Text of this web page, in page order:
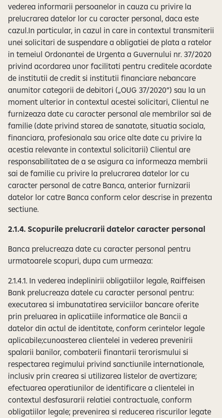
vederea informarii persoanelor in cauza cu privire la
prelucrarea datelor lor cu caracter personal, daca este
cazul.In particular, in cazul in care in contextul transmiterii
unei solicitari de suspendare a obligatiei de plata a ratelor
in temeiul Ordonantei de Urgenta a Guvernului nr. 37/2020
privind acordarea unor facilitati pentru creditele acordate
de institutii de credit si institutii financiare nebancare
anumitor categorii de debitori („OUG 37/2020”) sau la un
moment ulterior in contextul acestei solicitari, Clientul ne
furnizeaza date cu caracter personal ale membrilor sai de
familie (date privind starea de sanatate, situatia sociala,
financiara, profesionala sau orice alte date cu privire la
acestia relevante in contextul solicitarii) Clientul are
responsabilitatea de a se asigura ca informeaza membrii
sai de familie cu privire la prelucrarea datelor lor cu
caracter personal de catre Banca, anterior furnizarii
datelor lor catre Banca conform celor descrise in prezenta
sectiune.
2.1.4. Scopurile prelucrarii datelor caracter personal
Banca prelucreaza date cu caracter personal pentru
urmatoarele scopuri, dupa cum urmeaza:
2.1.4.1. In vederea indeplinirii obligatiilor legale, Raiffeisen
Bank prelucreaza datele cu caracter personal pentru:
executarea si imbunatatirea serviciilor bancare oferite
prin preluarea in aplicatiile informatice ale Bancii a
datelor din actul de identitate, conform cerintelor legale
aplicabile;cunoasterea clientelei in vederea prevenirii
spalarii banilor, combaterii finantarii terorismului si
respectarea regimului privind sanctiunile internationale,
inclusiv prin crearea si utilizarea listelor de avertizare;
efectuarea operatiunilor de identificare a clientelei in
contextul desfasurarii relatiei contractuale, conform
obligatiilor legale; prevenirea si reducerea riscurilor legate